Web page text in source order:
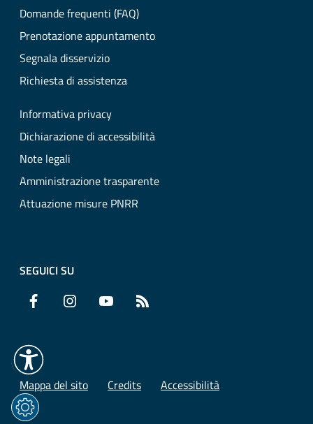
Domande frequenti (FAQ)
Prenotazione appuntamento
Segnala disservizio
Richiesta di assistenza
Informativa privacy
Dichiarazione di accessibilità
Note legali
Amministrazione trasparente
Attuazione misure PNRR
SEGUICI SU
Facebook Instagram YouTube
Mappa del sito Credits Accessibilità